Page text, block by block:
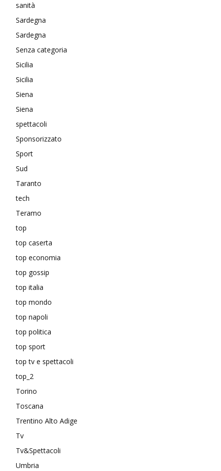
sanità
Sardegna
Sardegna
Senza categoria
Sicilia
Sicilia
Siena
Siena
spettacoli
Sponsorizzato
Sport
Sud
Taranto
tech
Teramo
top
top caserta
top economia
top gossip
top italia
top mondo
top napoli
top politica
top sport
top tv e spettacoli
top_2
Torino
Toscana
Trentino Alto Adige
Tv
Tv&Spettacoli
Umbria